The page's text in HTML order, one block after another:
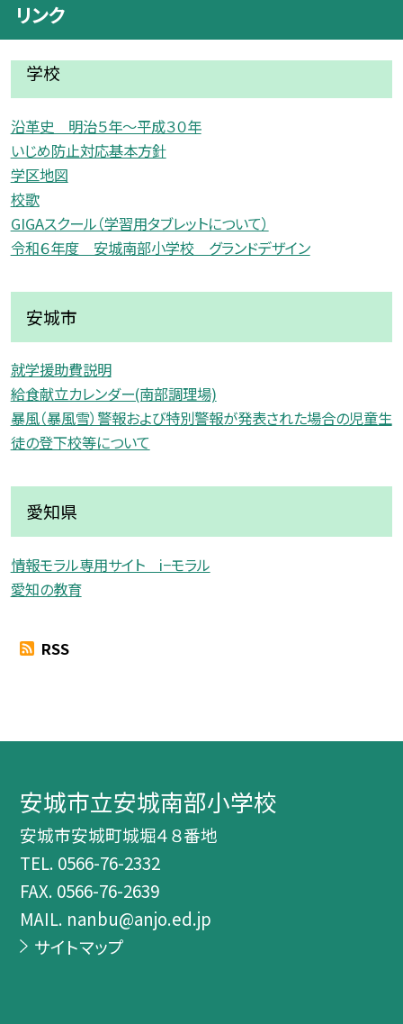
リンク
学校
沿革史 明治５年〜平成３０年
いじめ防止対応基本方針
学区地図
校歌
GIGAスクール（学習用タブレットについて）
令和６年度 安城南部小学校 グランドデザイン
安城市
就学援助費説明
給食献立カレンダー(南部調理場)
暴風（暴風雪）警報および特別警報が発表された場合の児童生
徒の登下校等について
愛知県
情報モラル専用サイト i−モラル
愛知の教育
RSS
安城市立安城南部小学校
安城市安城町城堀４８番地
TEL. 0566-76-2332
FAX. 0566-76-2639
MAIL. nanbu@anjo.ed.jp
サイトマップ